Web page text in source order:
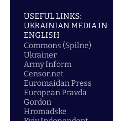
USEFUL LINKS:
UKRAINIAN MEDIA IN
ENGLISH
Commons (Spilne)
Ukrainer
Army Inform
Censor.net
Euromaidan Press
European Pravda
Gordon
Hromadske